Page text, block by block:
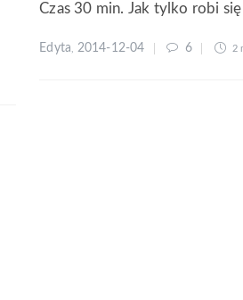
Czas 30 min. Jak tylko robi się
Edyta 2014-12-04 6 2